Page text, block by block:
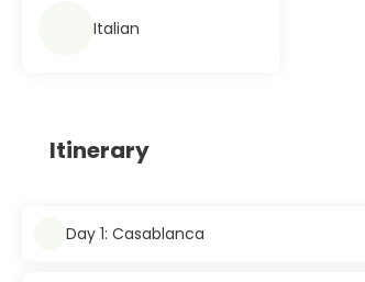
Italian
Itinerary
Day 1: Casablanca